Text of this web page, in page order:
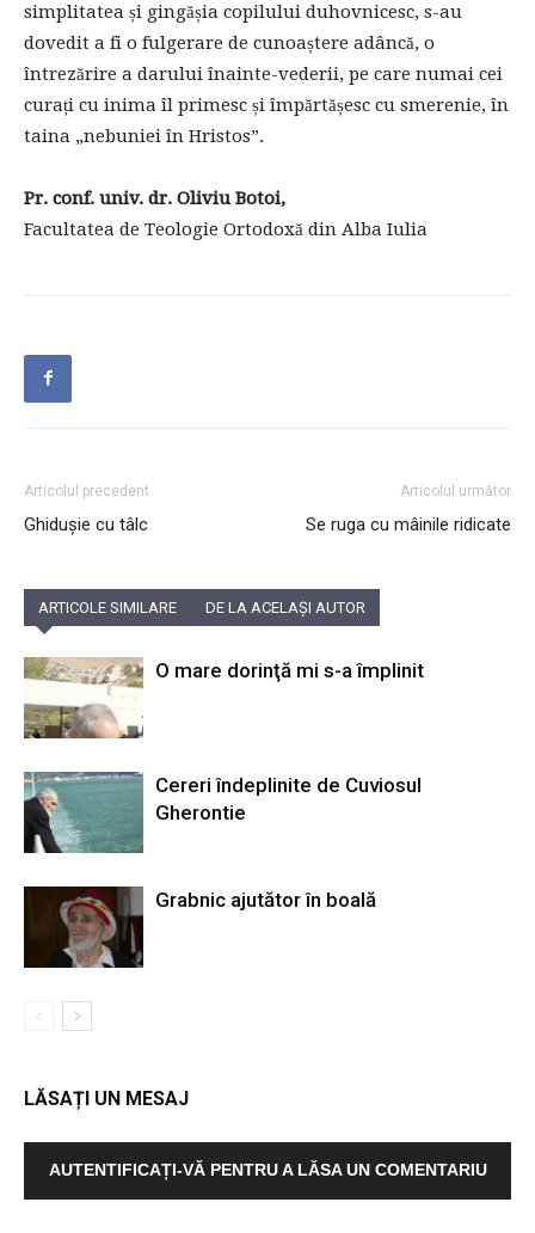
simplitatea și gingășia copilului duhovnicesc, s-au
dovedit a fi o fulgerare de cunoaștere adâncă, o
întrezărire a darului înainte-vederii, pe care numai cei
curați cu inima îl primesc și împărtășesc cu smerenie, în
taina „nebuniei în Hristos”.
Pr. conf. univ. dr. Oliviu Botoi,
Facultatea de Teologie Ortodoxă din Alba Iulia
Articolul precedent
Ghidușie cu tâlc
Articolul următor
Se ruga cu mâinile ridicate
ARTICOLE SIMILARE DE LA ACELAȘI AUTOR
O mare dorinţă mi s-a împlinit
Cereri îndeplinite de Cuviosul
Gherontie
Grabnic ajutător în boală
LĂSAȚI UN MESAJ
AUTENTIFICAȚI-VĂ PENTRU A LĂSA UN COMENTARIU